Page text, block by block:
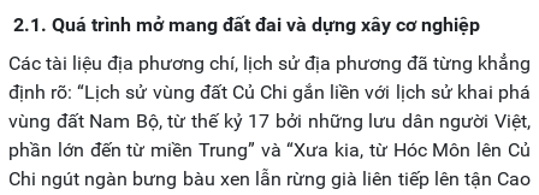
2.1. Quá trình mở mang đất đai và dựng xây cơ nghiệp
Các tài liệu địa phương chí, lịch sử địa phương đã từng khẳng
định rõ: “Lịch sử vùng đất Củ Chi gắn liền với lịch sử khai phá
vùng đất Nam Bộ, từ thế kỷ 17 bởi những lưu dân người Việt,
phần lớn đến từ miền Trung” và “Xưa kia, từ Hóc Môn lên Củ
Chi ngút ngàn bưng bàu xen lẫn rừng già liên tiếp lên tận Cao